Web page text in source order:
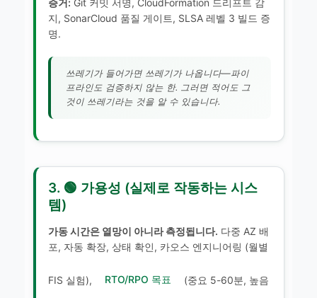
지, SonarCloud 품질 게이트, SLSA 레벨 3 빌드 증
명.
쓰레기가 들어가면 쓰레기가 나옵니다—파이
프라인도 검증하지 않는 한. 그러면 적어도 그
것이 쓰레기라는 것을 알 수 있습니다.
3. 🟢 가용성 (실제로 작동하는 시스
템)
가동 시간은 열망이 아니라 측정됩니다. 다중 AZ 배
포, 자동 확장, 상태 확인, 카오스 엔지니어링 (월별
FIS 실험), RTO/RPO 목표 (중요 5-60분, 높음